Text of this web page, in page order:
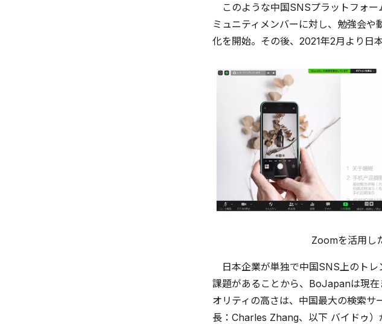
このような中国SNSプラットフォー
ミュニティメンバーに対し、勉強会
化を開始。その後、2021年2月より日
Zoomを活用し
日本企業が単独で中国SNS上のトレ
課題があることから、BoJapanは現
オリティの高さは、中国最大の検索
長：Charles Zhang、以下 バイドゥ